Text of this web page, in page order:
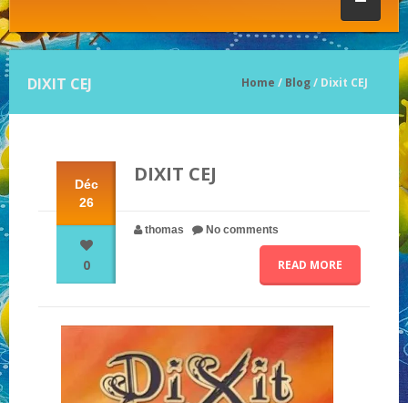
LES SÉANCES DE JEU
FESTIVAL DU JEU
NOS JEUX
NOS PARTENAIRES
NOUS CONTACTER !
DIXIT CEJ Home / Blog/ Dixit CEJ
Déc
26
0
DIXIT CEJ
thomas No comments
READ MORE